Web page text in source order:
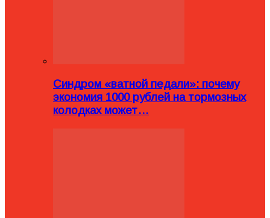
Синдром «ватной педали»: почему
экономия 1000 рублей на тормозных
колодках может…